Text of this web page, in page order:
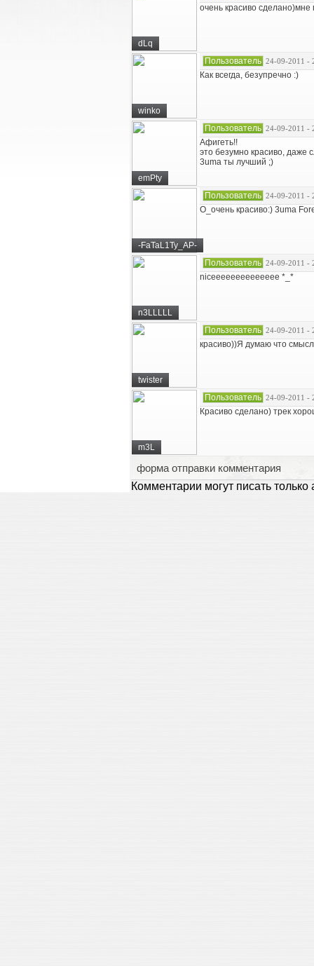
dLq
очень красиво
winko
Пользователь 24-09-2011 -
Как всегда, безупречно :)
emPty
Пользователь 24-09-2011 -
Афигеть!!
это безумно красиво, даже
3uma ты лучший ;)
-FaTaL1Ty_AP-
Пользователь 24-09-2011 -
О_очень красиво:) 3uma
n3LLLLL
Пользователь 24-09-2011 -
niceeeeeeeeeeeeee *_*
twister
Пользователь 24-09-2011 -
красиво))Я думаю что
m3L
Пользователь 24-09-2011 -
Красиво сделано) трек
форма отправки комментария
Комментарии могут писать